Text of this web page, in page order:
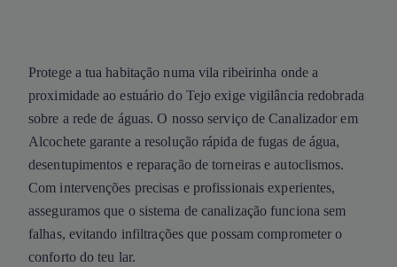
Protege a tua habitação numa vila ribeirinha onde a
proximidade ao estuário do Tejo exige vigilância redobrada
sobre a rede de águas. O nosso serviço de Canalizador em
Alcochete garante a resolução rápida de fugas de água,
desentupimentos e reparação de torneiras e autoclismos.
Com intervenções precisas e profissionais experientes,
asseguramos que o sistema de canalização funciona sem
falhas, evitando infiltrações que possam comprometer o
conforto do teu lar.